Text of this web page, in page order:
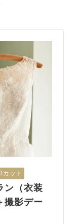
ット
ン（衣装
撮影デー